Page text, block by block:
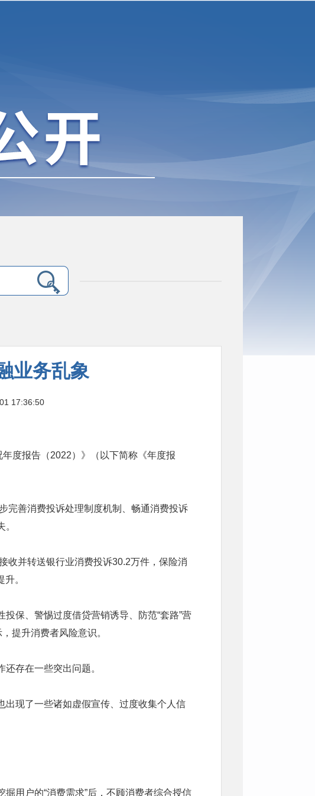
业务乱象
17:36:50
度报告（2022）》（以下简称《年度报
完善消费投诉处理制度机制、畅通消费投诉
收并转送银行业消费投诉30.2万件，保险消
。
保、警惕过度借贷营销诱导、防范“套路”营
提升消费者风险意识。
还存在一些突出问题。
出现了一些诸如虚假宣传、过度收集个人信
用户的“消费需求”后，不顾消费者综合授信